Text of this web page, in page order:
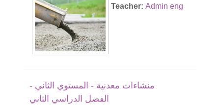
Teacher:Admin eng
منشاءات معدنية - المستوي الثاني -
الفصل الدراسي الثاني